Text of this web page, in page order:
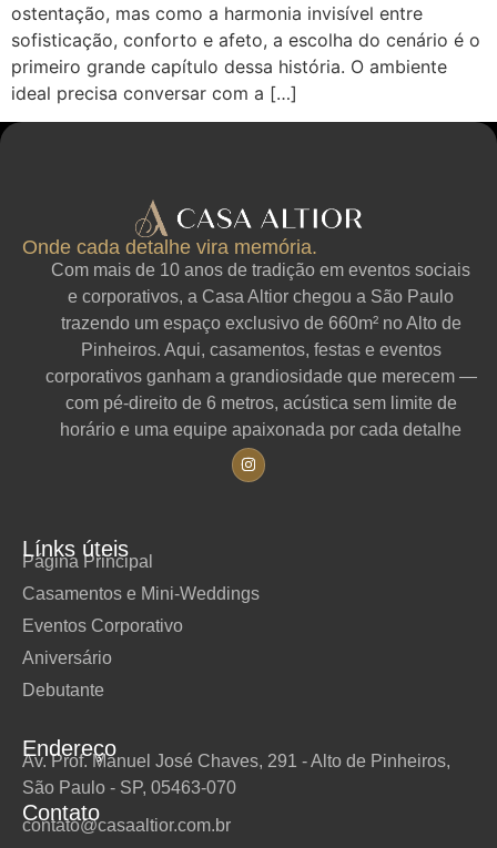
ostentação, mas como a harmonia invisível entre
sofisticação, conforto e afeto, a escolha do cenário é o
primeiro grande capítulo dessa história. O ambiente
ideal precisa conversar com a […]
Onde cada detalhe vira memória.
Com mais de 10 anos de tradição em eventos sociais
e corporativos, a Casa Altior chegou a São Paulo
trazendo um espaço exclusivo de 660m² no Alto de
Pinheiros. Aqui, casamentos, festas e eventos
corporativos ganham a grandiosidade que merecem —
com pé-direito de 6 metros, acústica sem limite de
horário e uma equipe apaixonada por cada detalhe
Línks úteis
Página Principal
Casamentos e Mini-Weddings
Eventos Corporativo
Aniversário
Debutante
Endereço
Av. Prof. Manuel José Chaves, 291 - Alto de Pinheiros,
São Paulo - SP, 05463-070
Contato
contato@casaaltior.com.br